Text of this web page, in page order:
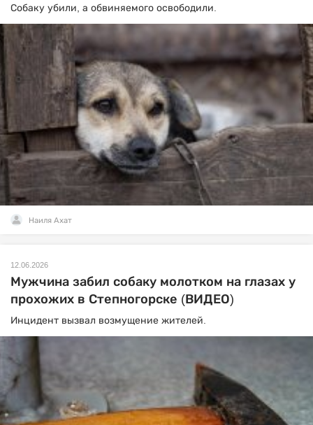
Собаку убили, а обвиняемого освободили.
Наиля Ахат
12.06.2026
Мужчина забил собаку молотком на глазах у
прохожих в Степногорске (ВИДЕО)
Инцидент вызвал возмущение жителей.